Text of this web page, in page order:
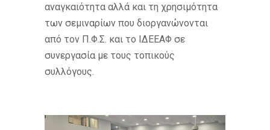
αναγκαιότητα αλλά και τη χρησιμότητα
των σεμιναρίων που διοργανώνονται
από τον Π.Φ.Σ. και το ΙΔΕΕΑΦ σε
συνεργασία με τους τοπικούς
συλλόγους.